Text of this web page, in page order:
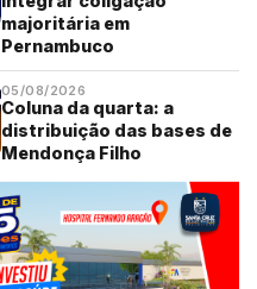
majoritária em
Pernambuco
05/08/2026
Coluna da quarta: a
distribuição das bases de
Mendonça Filho